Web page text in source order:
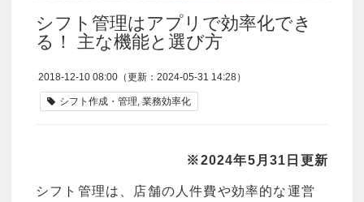
シフト管理はアプリで効率化でき
る！ 主な機能と選び方
2018-12-10 08:00 （更新： 2024-05-31 14:28）
シフト作成・管理 業務効率化
※2024年5月31日更新
シフト管理は、店舗の人件費や効率的な運営